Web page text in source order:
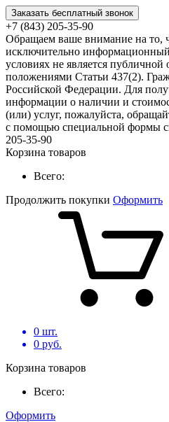
Заказать бесплатный звонок
+7 (843) 205-35-90
Обращаем ваше внимание на то,
исключительно
условиях не является публичной
положениями Статьи 437(2).
Российской Федерации. Для
информации о наличии и
(или) услуг, пожалуйста,
с помощью специальной формы
205-35-90
Корзина товаров
Всего:
Продолжить покупки Оформить
0 шт.
0 руб.
Корзина товаров
Всего:
Оформить